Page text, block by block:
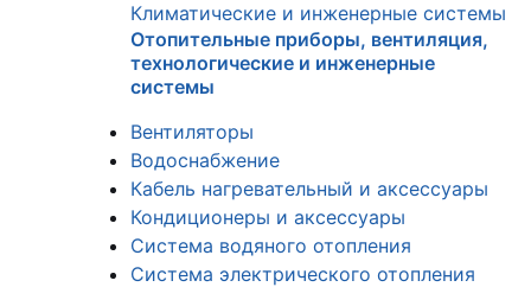
Климатические и инженерные системы
Отопительные приборы, вентиляция,
технологические и инженерные
системы
Вентиляторы
Водоснабжение
Кабель нагревательный и аксессуары
Кондиционеры и аксессуары
Система водяного отопления
Система электрического отопления